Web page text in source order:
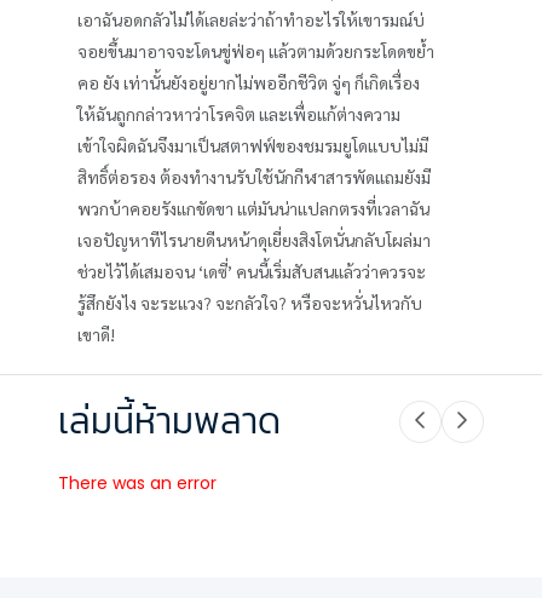
เอาฉันอดกลัวไม่ได้เลยล่ะว่าถ้าทำอะไรให้เขารมณ์บ่
จอยขึ้นมาอาจจะโดนขู่ฟ่อๆ แล้วตามด้วยกระโดดขย้ำ
คอ ยัง เท่านั้นยังอยู่ยากไม่พออีกชีวิต จู่ๆ ก็เกิดเรื่อง
ให้ฉันถูกกล่าวหาว่าโรคจิต และเพื่อแก้ต่างความ
เข้าใจผิดฉันจึงมาเป็นสตาฟฟ์ของชมรมยูโดแบบไม่มี
สิทธิ์ต่อรอง ต้องทำงานรับใช้นักกีฬาสารพัดแถมยังมี
พวกบ้าคอยรังแกขัดขา แต่มันน่าแปลกตรงที่เวลาฉัน
เจอปัญหาทีไรนายดีนหน้าดุเยี่ยงสิงโตนั่นกลับโผล่มา
ช่วยไว้ได้เสมอจน ‘เดซี่’ คนนี้เริ่มสับสนแล้วว่าควรจะ
รู้สึกยังไง จะระแวง? จะกลัวใจ? หรือจะหวั่นไหวกับ
เขาดี!
เล่มนี้ห้ามพลาด
There was an error